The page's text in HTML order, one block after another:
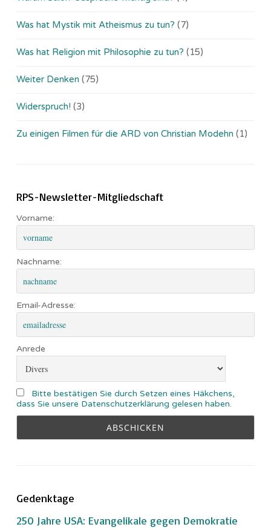
Was hat Mystik mit Atheismus zu tun? (7)
Was hat Religion mit Philosophie zu tun? (15)
Weiter Denken (75)
Widerspruch! (3)
Zu einigen Filmen für die ARD von Christian Modehn (1)
RPS-Newsletter-Mitgliedschaft
Vorname:
Nachname:
Email-Adresse:
Anrede
Bitte bestätigen Sie durch Setzen eines Häkchens,
dass Sie unsere Datenschutzerklärung gelesen haben.
Gedenktage
250 Jahre USA: Evangelikale gegen Demokratie